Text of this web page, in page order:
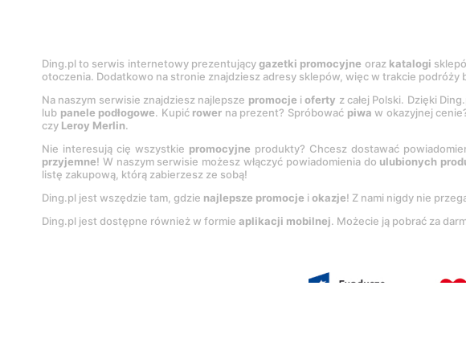
Ding.pl to serwis internetowy prezentującygazetki promocyjne oraz katalogi
otoczenia. Dodatkowo na stronie znajdziesz adresy sklepów, więc w trakcie
Na naszym serwisie znajdziesz najlepsze promocje ioferty z całej Polski. Dzięki
lub panele podłogowe. Kupić rower na prezent? Spróbować piwa w okazyjnej
czy Leroy Merlin.
Nie interesują cię wszystkie promocyjne produkty? Chcesz dostawać
przyjemne! W naszym serwisie możesz włączyć powiadomienia do ulubionych
listę zakupową, którą zabierzesz ze sobą!
Ding.pl jest wszędzie tam, gdzie najlepsze promocje i okazje! Z nami nigdy nie
Ding.pl jest dostępne również w formie aplikacji mobilnej. Możecie ją pobrać za